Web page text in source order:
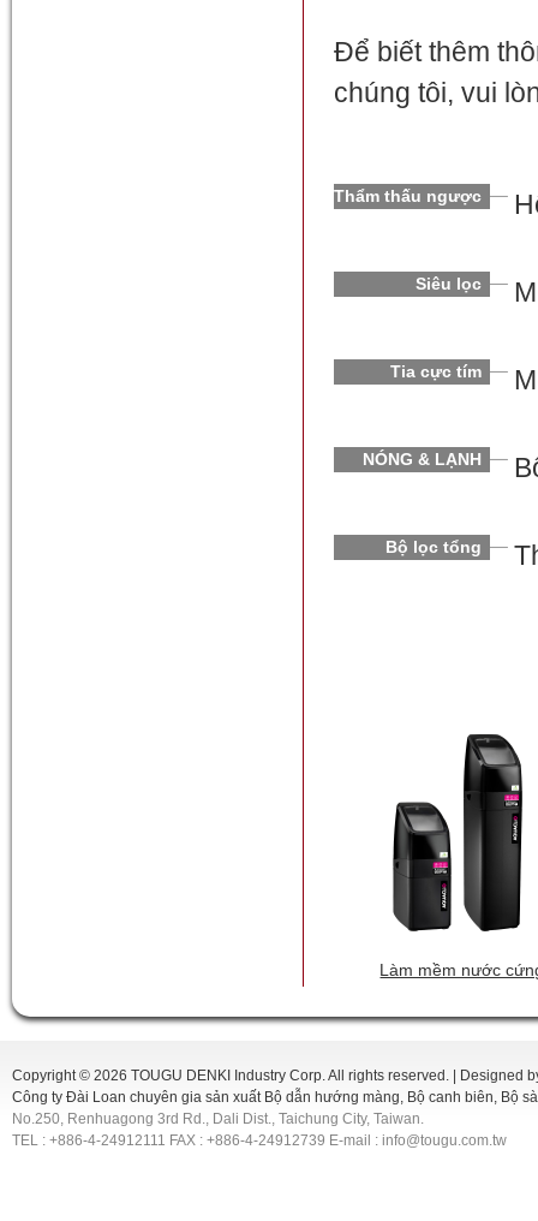
Để biết thêm
chúng tôi, vui
Thẩm thấu ngược
Siêu lọc
Tia cực tím
NÓNG & LẠNH
Bộ lọc tổng
Làm mềm nước
Copyright © 2026 TOUGU DENKI Industry Corp. All rights reserved. |
Designed
Công ty Đài Loan chuyên gia sản xuất Bộ dẫn hướng màng, Bộ canh biên, Bộ
No.250, Renhuagong 3rd Rd., Dali Dist., Taichung City, Taiwan.
TEL : +886-4-24912111 FAX : +886-4-24912739 E-mail : info@tougu.com.tw